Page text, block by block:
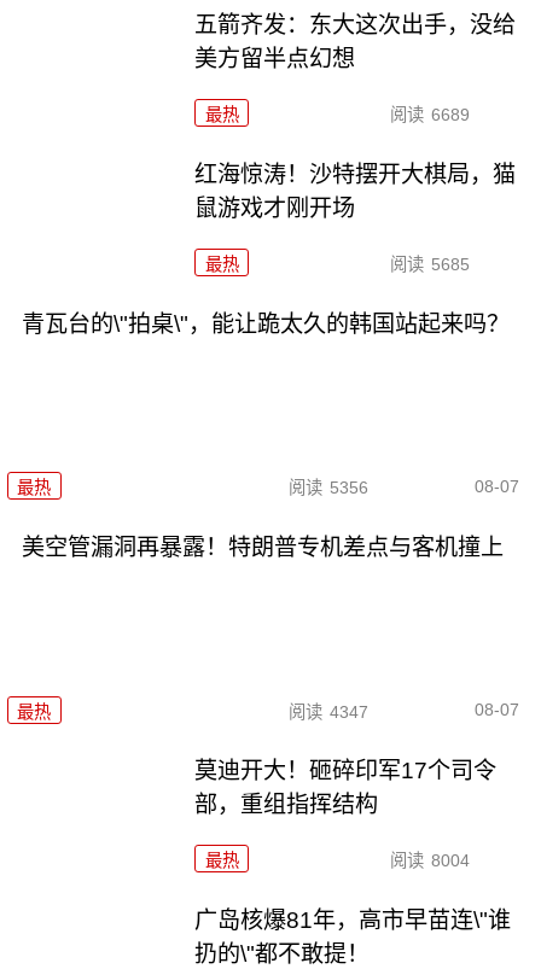
五箭齐发：东大这次出手，没给
美方留半点幻想
最热 阅读 6689
红海惊涛！沙特摆开大棋局，猫
鼠游戏才刚开场
最热 阅读 5685
青瓦台的\"拍桌\"，能让跪太久的韩国站起来吗？
最热 阅读 5356 08-07
美空管漏洞再暴露！特朗普专机差点与客机撞上
最热 阅读 4347 08-07
莫迪开大！砸碎印军17个司令
部，重组指挥结构
最热 阅读 8004
广岛核爆81年，高市早苗连\"谁
扔的\"都不敢提！